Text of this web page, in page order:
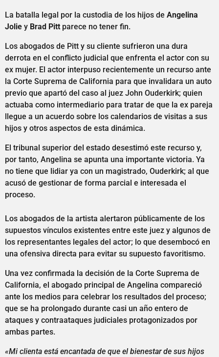
La batalla legal por la custodia de los hijos de Angelina
Jolie y Brad Pitt parece no tener fin.
Los abogados de Pitt y su cliente sufrieron una dura
derrota en el conflicto judicial que enfrenta el actor con su
ex mujer. El actor interpuso recientemente un recurso ante
la Corte Suprema de California para que invalidara un auto
previo que apartó del caso al juez John Ouderkirk; quien
actuaba como intermediario para tratar de que la ex pareja
llegue a un acuerdo sobre los calendarios de visitas a sus
hijos y otros aspectos de esta dinámica.
El tribunal superior del estado desestimó este recurso y,
por tanto, Angelina se apunta una importante victoria. Ya
no tiene que lidiar ya con un magistrado, Ouderkirk; al que
acusó de gestionar de forma parcial e interesada el
proceso.
Los abogados de la artista alertaron públicamente de los
supuestos vínculos existentes entre este juez y algunos de
los representantes legales del actor; lo que desembocó en
una ofensiva directa para evitar su supuesto favoritismo.
Una vez confirmada la decisión de la Corte Suprema de
California, el abogado principal de Angelina compareció
ante los medios para celebrar los resultados del proceso;
que se ha prolongado durante casi un año entero de
ataques y contraataques judiciales protagonizados por
ambas partes.
«Mi clienta está encantada de que el bienestar de sus hijos